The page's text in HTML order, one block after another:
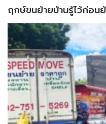
ฤกษ์ขนย้ายบ้านรู้ไว้ก่อนย้